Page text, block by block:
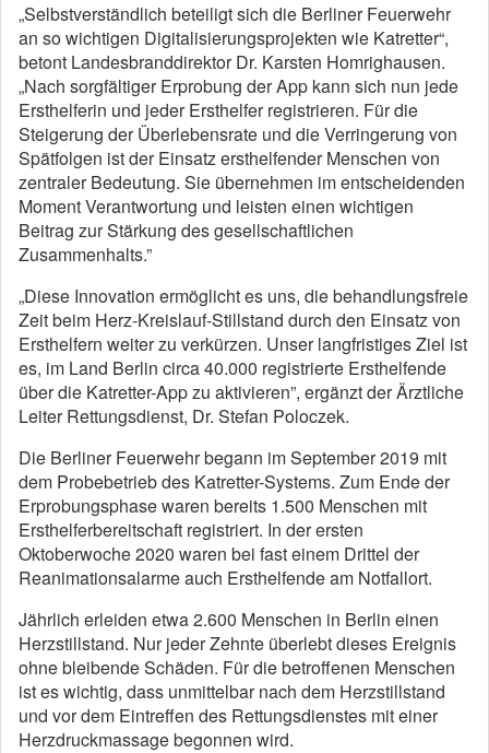
„Selbstverständlich beteiligt sich die Berliner Feuerwehr
an so wichtigen Digitalisierungsprojekten wie Katretter“,
betont Landesbranddirektor Dr. Karsten Homrighausen.
„Nach sorgfältiger Erprobung der App kann sich nun jede
Ersthelferin und jeder Ersthelfer registrieren. Für die
Steigerung der Überlebensrate und die Verringerung von
Spätfolgen ist der Einsatz ersthelfender Menschen von
zentraler Bedeutung. Sie übernehmen im entscheidenden
Moment Verantwortung und leisten einen wichtigen
Beitrag zur Stärkung des gesellschaftlichen
Zusammenhalts.”
„Diese Innovation ermöglicht es uns, die behandlungsfreie
Zeit beim Herz-Kreislauf-Stillstand durch den Einsatz von
Ersthelfern weiter zu verkürzen. Unser langfristiges Ziel ist
es, im Land Berlin circa 40.000 registrierte Ersthelfende
über die Katretter-App zu aktivieren”, ergänzt der Ärztliche
Leiter Rettungsdienst, Dr. Stefan Poloczek.
Die Berliner Feuerwehr begann im September 2019 mit
dem Probebetrieb des Katretter-Systems. Zum Ende der
Erprobungsphase waren bereits 1.500 Menschen mit
Ersthelferbereitschaft registriert. In der ersten
Oktoberwoche 2020 waren bei fast einem Drittel der
Reanimationsalarme auch Ersthelfende am Notfallort.
Jährlich erleiden etwa 2.600 Menschen in Berlin einen
Herzstillstand. Nur jeder Zehnte überlebt dieses Ereignis
ohne bleibende Schäden. Für die betroffenen Menschen
ist es wichtig, dass unmittelbar nach dem Herzstillstand
und vor dem Eintreffen des Rettungsdienstes mit einer
Herzdruckmassage begonnen wird.